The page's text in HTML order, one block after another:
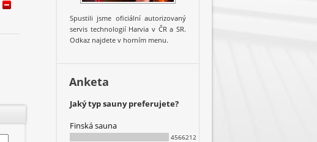
Spustili jsme oficiální autorizovaný
servis technologií Harvia v ČR a SR.
Odkaz najdete v horním menu.
Anketa
Jaký typ sauny preferujete?
Finská sauna
4566212